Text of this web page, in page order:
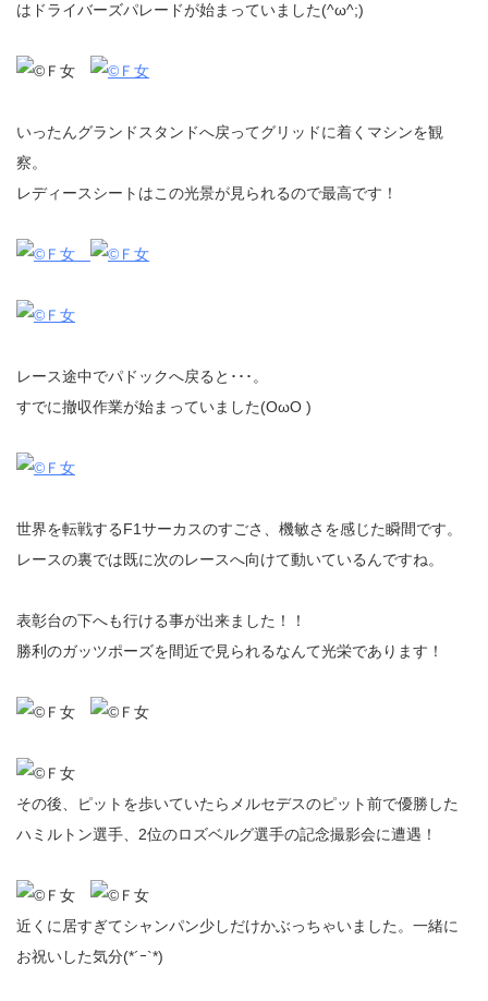
はドライバーズパレードが始まっていました(^ω^;)
いったんグランドスタンドへ戻ってグリッドに着くマシンを観
察。
レディースシートはこの光景が見られるので最高です！
レース途中でパドックへ戻ると･･･。
すでに撤収作業が始まっていました(OωO )
世界を転戦するF1サーカスのすごさ、機敏さを感じた瞬間です。
レースの裏では既に次のレースへ向けて動いているんですね。
表彰台の下へも行ける事が出来ました！！
勝利のガッツポーズを間近で見られるなんて光栄であります！
その後、ピットを歩いていたらメルセデスのピット前で優勝した
ハミルトン選手、2位のロズベルグ選手の記念撮影会に遭遇！
近くに居すぎてシャンパン少しだけかぶっちゃいました。一緒に
お祝いした気分(*´ｰ`*)